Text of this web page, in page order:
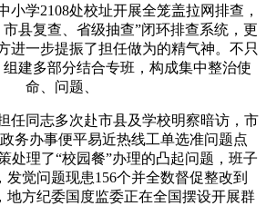
小学2108处校址开展全笼盖拉网排查，
县复查、省级抽查”闭环排查系统，更
进一步提振了担任做为的精气神。不只
建多部分结合专班，构成集中整治使
命、问题、
同志多次赴市县及学校明察暗访，市
务办事便平易近热线工单选准问题点
处理了“校园餐”办理的凸起问题，班子
发觉问题现患156个并全数督促整改到
地方纪委国度监委正在全国摆设开展群